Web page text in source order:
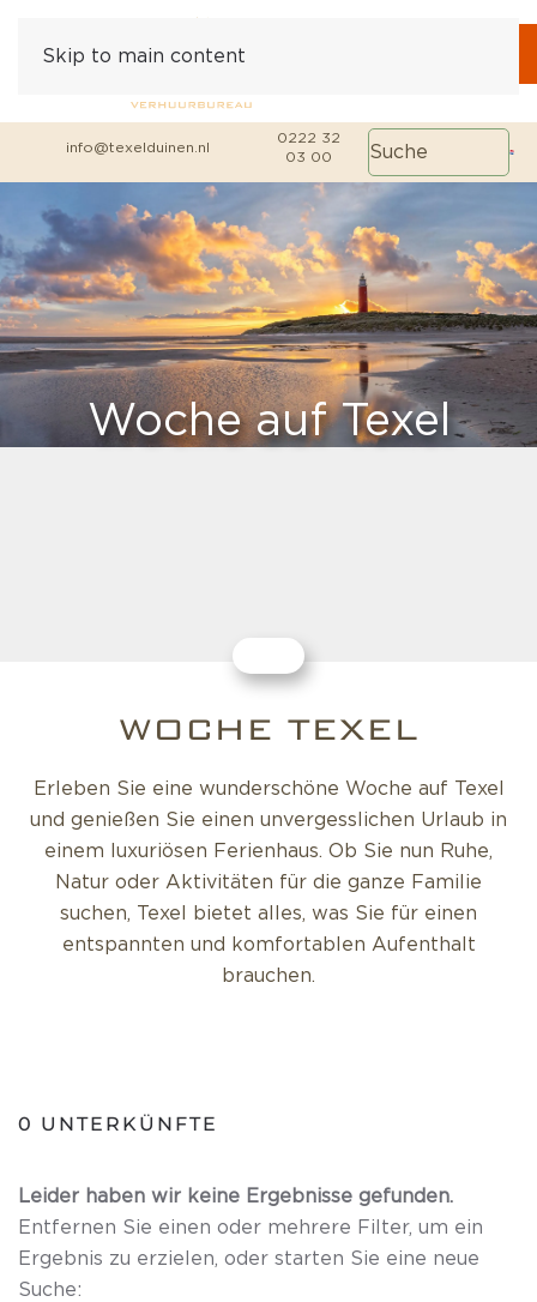
Skip to main content
info@texelduinen.nl
0222 32
03 00
Woche auf Texel
WOCHE TEXEL
Erleben Sie eine wunderschöne Woche auf Texel
und genießen Sie einen unvergesslichen Urlaub in
einem luxuriösen Ferienhaus. Ob Sie nun Ruhe,
Natur oder Aktivitäten für die ganze Familie
suchen, Texel bietet alles, was Sie für einen
entspannten und komfortablen Aufenthalt
brauchen.
0 UNTERKÜNFTE
Leider haben wir keine Ergebnisse gefunden.
Entfernen Sie einen oder mehrere Filter, um ein
Ergebnis zu erzielen, oder starten Sie eine neue
Suche: